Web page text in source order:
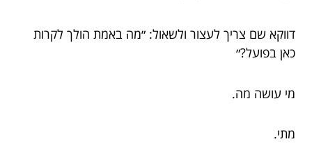
דווקא שם צריך לעצור ולשאול: ״מה באמת הולך לקרות
כאן בפועל?״
מי עושה מה.
מתי.